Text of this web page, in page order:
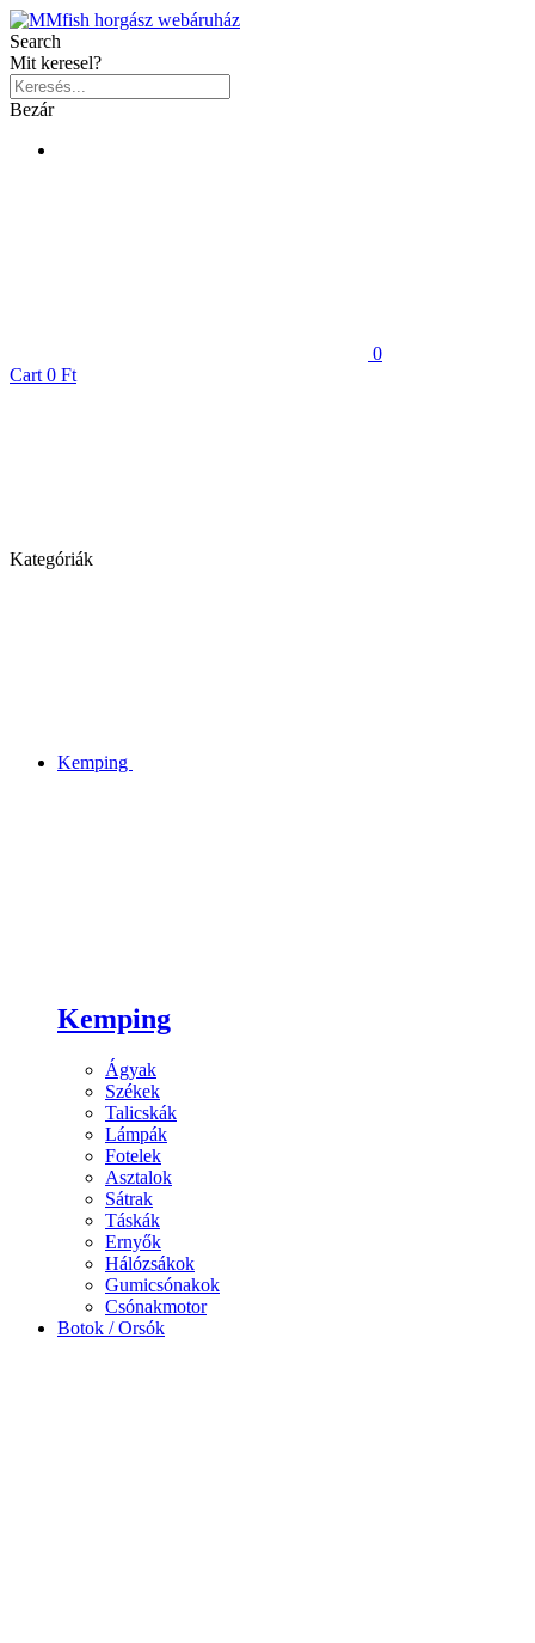
Search
Mit keresel?
Bezár
0
Cart 0 Ft
Kategóriák
Kemping
Kemping
Ágyak
Székek
Talicskák
Lámpák
Fotelek
Asztalok
Sátrak
Táskák
Ernyők
Hálózsákok
Gumicsónakok
Csónakmotor
Botok / Orsók